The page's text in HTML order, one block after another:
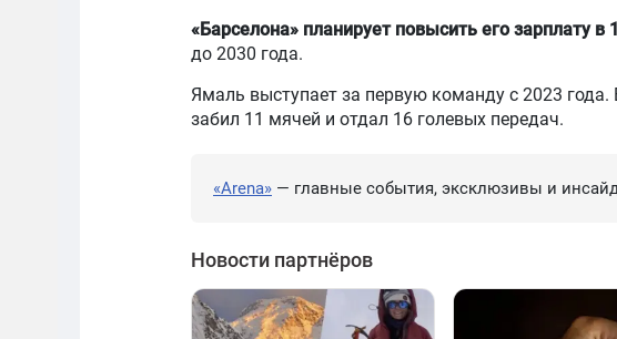
«Барселона» планирует повысить его зарплату в
до 2030 года.
Ямаль выступает за первую команду с 2023
забил 11 мячей и отдал 16 голевых передач.
«Arena» — главные события, эксклюзивы и